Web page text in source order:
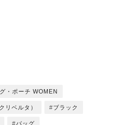
・ポーチ WOMEN
リベルタ） ブラック
バッグ